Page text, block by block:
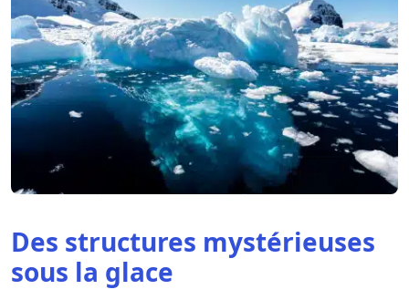
Des structures mystérieuses
sous la glace